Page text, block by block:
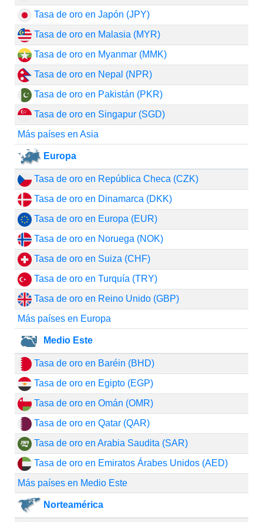
Tasa de oro en Japón (JPY)
Tasa de oro en Malasia (MYR)
Tasa de oro en Myanmar (MMK)
Tasa de oro en Nepal (NPR)
Tasa de oro en Pakistán (PKR)
Tasa de oro en Singapur (SGD)
Más países en Asia
Europa
Tasa de oro en República Checa (CZK)
Tasa de oro en Dinamarca (DKK)
Tasa de oro en Europa (EUR)
Tasa de oro en Noruega (NOK)
Tasa de oro en Suiza (CHF)
Tasa de oro en Turquía (TRY)
Tasa de oro en Reino Unido (GBP)
Más países en Europa
Medio Este
Tasa de oro en Baréin (BHD)
Tasa de oro en Egipto (EGP)
Tasa de oro en Omán (OMR)
Tasa de oro en Qatar (QAR)
Tasa de oro en Arabia Saudita (SAR)
Tasa de oro en Emiratos Árabes Unidos (AED)
Más países en Medio Este
Norteamérica